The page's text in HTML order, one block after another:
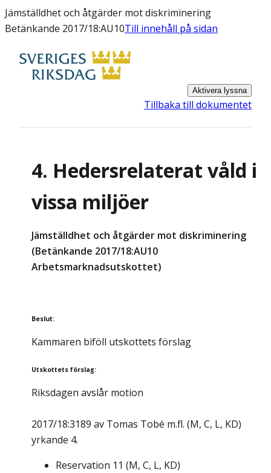
Jämställdhet och åtgärder mot diskriminering
Betänkande 2017/18:AU10Till innehåll på sidan
Aktivera lyssna
Tillbaka till dokumentet
4. Hedersrelaterat våld i
vissa miljöer
Jämställdhet och åtgärder mot diskriminering
(Betänkande 2017/18:AU10
Arbetsmarknadsutskottet)
Beslut:
Kammaren biföll utskottets förslag
Utskottets förslag:
Riksdagen avslår motion
2017/18:3189 av Tomas Tobé m.fl. (M, C, L, KD)
yrkande 4.
Reservation 11 (M, C, L, KD)